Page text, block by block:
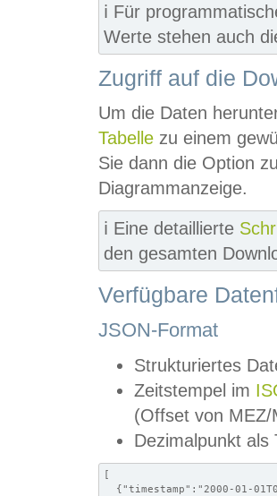
ℹ️ Für
Werte stehen auch
Zugriff auf die
Um die Daten
Tabelle zu einem
Sie dann die Option
Diagrammanzeige.
ℹ️ Eine detaillierte
den gesamten
Verfügbare
JSON-Format
Strukturiertes
Zeitstempel im
(Offset von MEZ/
Dezimalpunkt als
[
{"timestamp":"2000-01-